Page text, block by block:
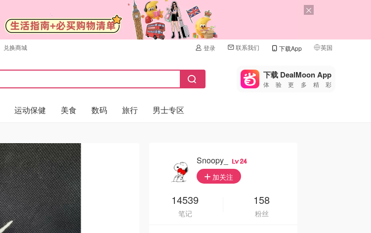
兑换商城 登录 联系我们 下载App 英国
🇺🇸
🇨🇳 中国
🇮🇹
🇦🇺
下载 DealMoon App
体验更多精彩
运动保健 美食 数码 旅行 男士专区
Snoopy_ 24
加关注
14539
笔记
158
粉丝